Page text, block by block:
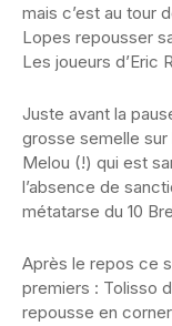
mais c’est au tour
Lopes repousser
Les joueurs d’Eric
Juste avant la
grosse semelle
Melou (!) qui est
l’absence de
métatarse du 10
Après le repos ce
premiers : Tolisso
repousse en